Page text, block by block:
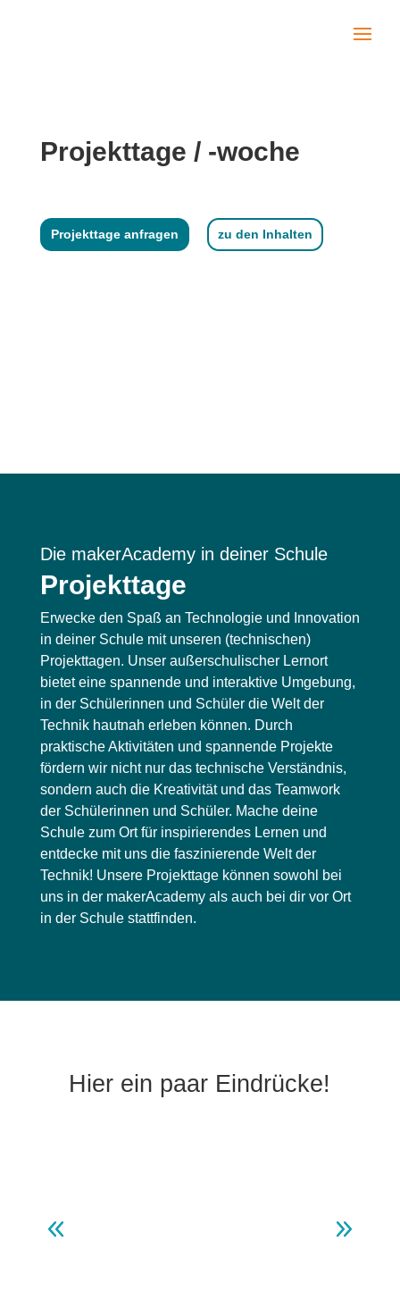
Projekttage / -woche
Projekttage anfragen zu den Inhalten
Die makerAcademy in deiner Schule
Projekttage
Erwecke den Spaß an Technologie und Innovation
in deiner Schule mit unseren (technischen)
Projekttagen. Unser außerschulischer Lernort
bietet eine spannende und interaktive Umgebung,
in der Schülerinnen und Schüler die Welt der
Technik hautnah erleben können. Durch
praktische Aktivitäten und spannende Projekte
fördern wir nicht nur das technische Verständnis,
sondern auch die Kreativität und das Teamwork
der Schülerinnen und Schüler. Mache deine
Schule zum Ort für inspirierendes Lernen und
entdecke mit uns die faszinierende Welt der
Technik! Unsere Projekttage können sowohl bei
uns in der makerAcademy als auch bei dir vor Ort
in der Schule stattfinden.
Hier ein paar Eindrücke!